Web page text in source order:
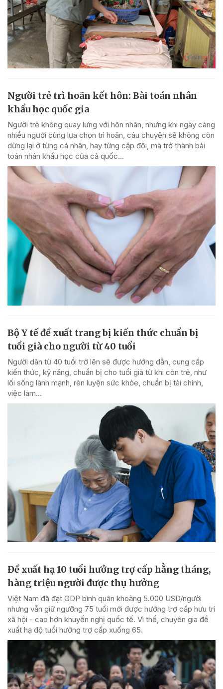
Người trẻ trì hoãn kết hôn: Bài toán nhân
khẩu học quốc gia
Người trẻ không quay lưng với hôn nhân, nhưng khi ngày càng
nhiều người cùng lựa chọn trì hoãn, câu chuyện sẽ không còn
dừng lại ở từng cá nhân, hay từng cặp đôi, mà trở thành bài
toán nhân khẩu học của cả quốc...
Bộ Y tế đề xuất trang bị kiến thức chuẩn bị
tuổi già cho người từ 40 tuổi
Người dân từ 40 tuổi trở lên sẽ được hướng dẫn, cung cấp
kiến thức, kỹ năng, chuẩn bị cho tuổi già từ khi còn trẻ, như
lối sống lành mạnh, rèn luyện sức khỏe, chuẩn bị tài chính,
việc làm...
Đề xuất hạ 10 tuổi hưởng trợ cấp hằng tháng,
hàng triệu người được thụ hưởng
Việt Nam đã đạt GDP bình quân khoảng 5.000 USD/người
nhưng vẫn giữ ngưỡng 75 tuổi mới được hưởng trợ cấp hưu trí
xã hội - cao hơn khuyến nghị quốc tế. Vì thế, chuyên gia đề
xuất hạ độ tuổi hưởng trợ cấp xuống 65.